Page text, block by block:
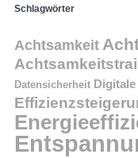
Schlagwörter
Achtsamkeit
Datensicherheit